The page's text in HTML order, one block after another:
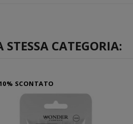
CATEGORIA:
SCONTATO